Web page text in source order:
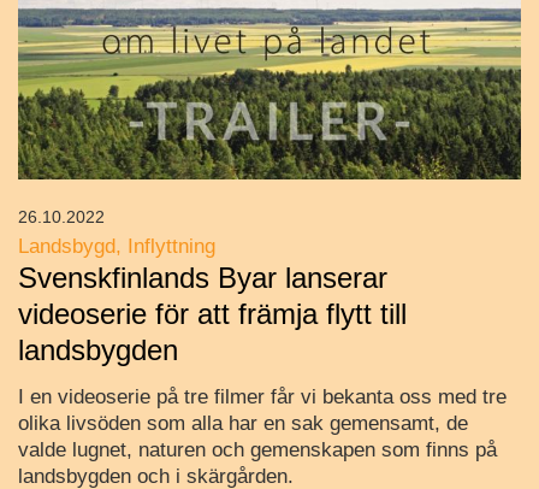
Landsbygd Inflyttning
Svenskfinlands Byar lanserar
videoserie för att främja flytt till
landsbygden
I en videoserie på tre filmer får vi bekanta oss med tre
olika livsöden som alla har en sak gemensamt, de
valde lugnet, naturen och gemenskapen som finns på
landsbygden och i skärgården.
26.10.2022